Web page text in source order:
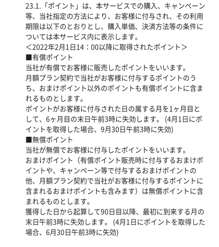
23.1.「ポイント」は、本サービスでの購入、キャンペーン
等、当社指定の方法により、お客様に付与され、その利用
期限は以下のとおりとし、購入単価、決済方法等の条件に
ついては本サービス内に表示します。
＜2022年2月1日14：00以降に取得されたポイント＞
■有償ポイント
当社が有償でお客様に販売したポイントをいいます。
月額プラン契約で当社がお客様に付与するポイントのう
ち、おまけポイント以外のポイントも有償ポイントに含ま
れるものとします。
ポイントがお客様に付与された日の属する月を1ヶ月目と
して、6ヶ月目の末日午前3時に失効します。 (4月1日にポ
イントを取得した場合、9月30日午前3時に失効)
■無償ポイント
当社が無償でお客様に付与したポイントをいいます。
おまけポイント（有償ポイント販売時に付与するおまけポ
イントや、キャンペーン等で付与するおまけポイントの
他、月額プラン契約で当社がお客様に付与するポイントに
含まれるおまけポイントも含みます）は無償ポイントに含
まれるものとします。
獲得した日から起算して90日目以降、最初に到来する月の
末日午前3時に失効します。 (4月1日にポイントを取得した
場合、6月30日午前3時に失効)